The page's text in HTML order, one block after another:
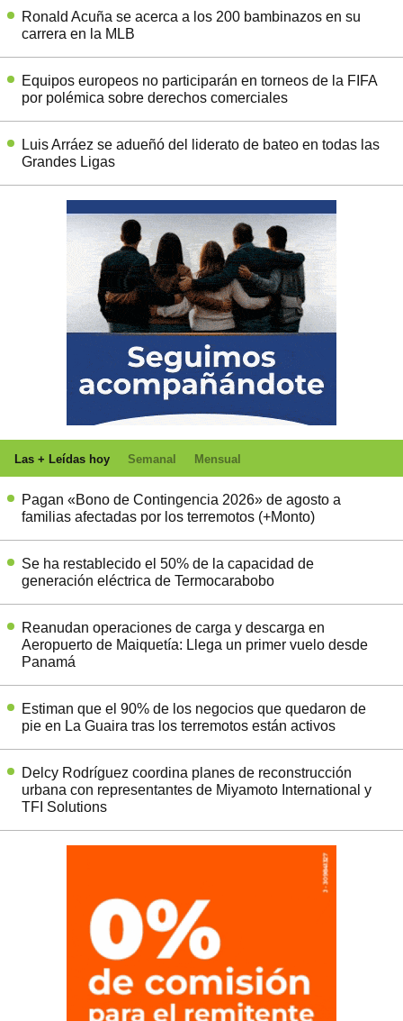
Ronald Acuña se acerca a los 200 bambinazos en su
carrera en la MLB
Equipos europeos no participarán en torneos de la FIFA
por polémica sobre derechos comerciales
Luis Arráez se adueñó del liderato de bateo en todas las
Grandes Ligas
Las + Leídas hoy Semanal Mensual
Pagan «Bono de Contingencia 2026» de agosto a
familias afectadas por los terremotos (+Monto)
Se ha restablecido el 50% de la capacidad de
generación eléctrica de Termocarabobo
Reanudan operaciones de carga y descarga en
Aeropuerto de Maiquetía: Llega un primer vuelo desde
Panamá
Estiman que el 90% de los negocios que quedaron de
pie en La Guaira tras los terremotos están activos
Delcy Rodríguez coordina planes de reconstrucción
urbana con representantes de Miyamoto International y
TFI Solutions